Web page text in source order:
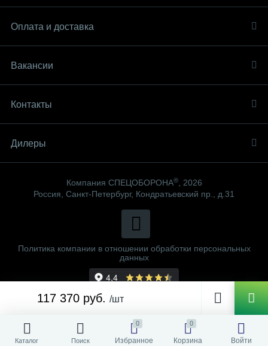
Каталог Поиск
0
Избранное
0
Корзина Войти
117 370 руб. /шт
Оплата и доставка
Вакансии
Контакты
Дилеры
Компания СПЕЦОБОРОНА®, 2026
Россия, Санкт-Петербург, Кондратьевский пр., д.31
Политика компании в отношении обработки персональных
данных